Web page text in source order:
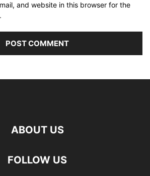
and website in this browser for the
ABOUT US
FOLLOW US